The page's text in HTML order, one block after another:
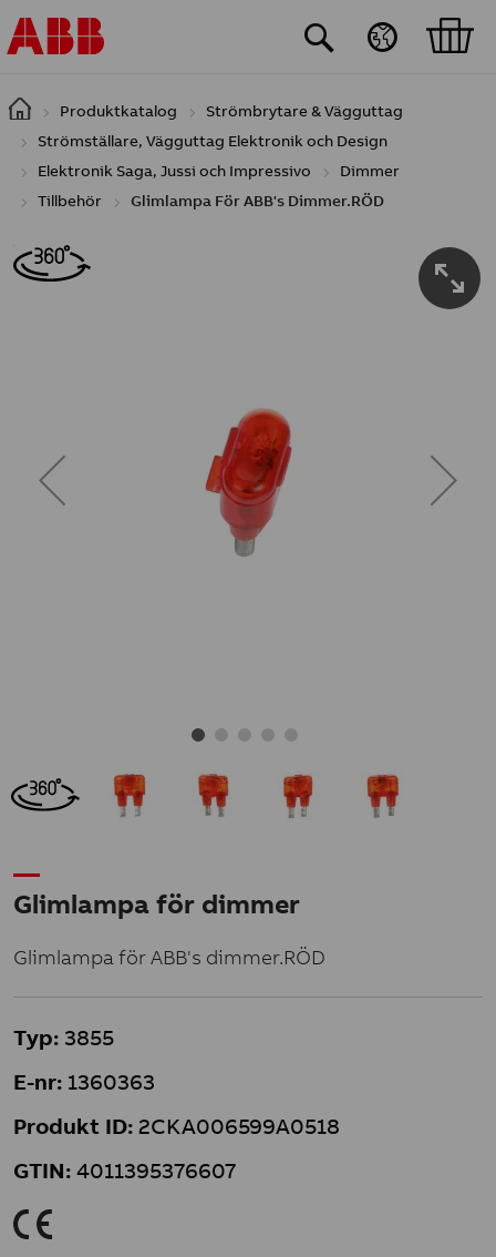
Hoppa till huvudinnehåll
Produktkatalog
Strömbrytare & Vägguttag
Strömställare, Vägguttag Elektronik och Design
Elektronik Saga, Jussi och Impressivo
Dimmer
Tillbehör
Glimlampa För ABB's Dimmer.RÖD
Glimlampa för dimmer
Glimlampa för ABB's dimmer.RÖD
Typ: 3855
E-nr: 1360363
Produkt ID: 2CKA006599A0518
GTIN: 4011395376607
K